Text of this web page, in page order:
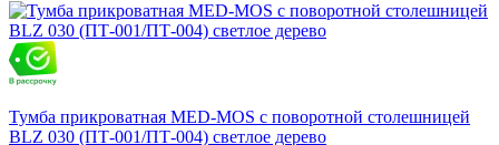
Тумба прикроватная MED-MOS с поворотной столешницей
BLZ 030 (ПТ-001/ПТ-004) светлое дерево